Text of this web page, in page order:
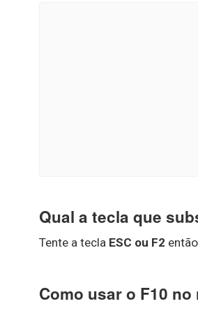
Qual a tecla que
Tente a tecla ESC ou F2
Como usar o F10